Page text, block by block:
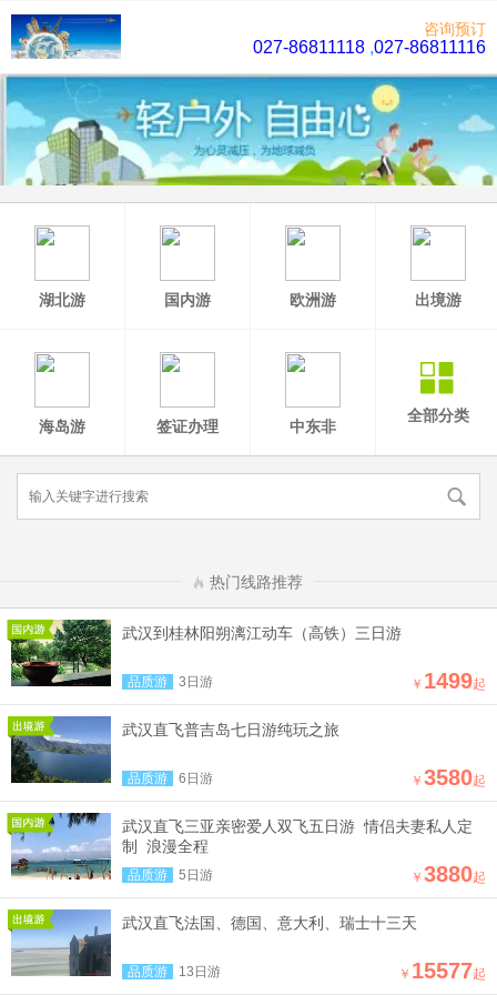
咨询预订
027-86811118 ,027-86811116
湖北游 国内游 欧洲游 出境游
海岛游 签证办理 中东非
全部分类
热门线路推荐
武汉到桂林阳朔漓江动车（高铁）三日游
品质游 3日游 ￥ 1499起
武汉直飞普吉岛七日游纯玩之旅
品质游 6日游 ￥ 3580起
武汉直飞三亚亲密爱人双飞五日游 情侣夫妻私人定
制 浪漫全程
品质游 5日游 ￥ 3880起
武汉直飞法国、德国、意大利、瑞士十三天
品质游 13日游 ￥ 15577起